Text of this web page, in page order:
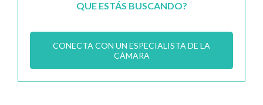
QUE ESTÁS BUSCANDO?
CONECTA CON UN ESPECIALISTA DE LA
CÁMARA